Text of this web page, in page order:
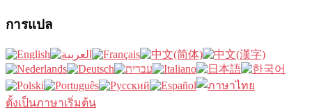
การแปล
ตั้งเป็นภาษาเริ่มต้น